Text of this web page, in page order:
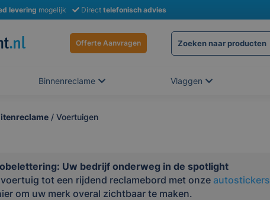
levering mogelijk Directtelefonisch advies
Offerte Aanvragen
Binnenreclame Vlaggen
/ Voertuigen
Uw bedrijf onderweg in de spotlight
tot een rijdend reclamebord met onzeautostickers
om uw merk overal zichtbaar te maken.